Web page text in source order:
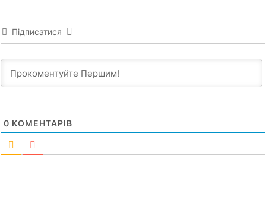
Підписатися
0 КОМЕНТАРІВ